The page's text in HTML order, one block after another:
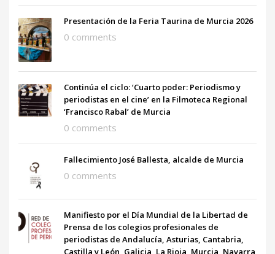
Presentación de la Feria Taurina de Murcia 2026
0 comments
Continúa el ciclo: ‘Cuarto poder: Periodismo y
periodistas en el cine’ en la Filmoteca Regional
‘Francisco Rabal’ de Murcia
0 comments
Fallecimiento José Ballesta, alcalde de Murcia
0 comments
Manifiesto por el Día Mundial de la Libertad de
Prensa de los colegios profesionales de
periodistas de Andalucía, Asturias, Cantabria,
Castilla y León, Galicia, La Rioja, Murcia, Navarra